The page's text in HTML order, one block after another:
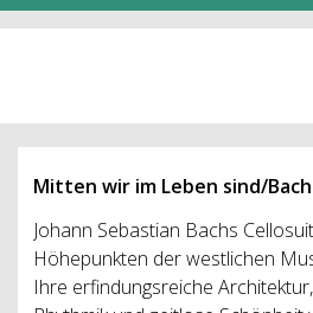
Mitten wir im Leben sind/
Johann Sebastian Bachs
Höhepunkten der westlichen
Ihre erfindungsreiche